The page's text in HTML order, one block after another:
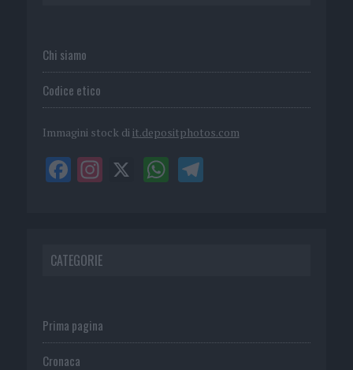
Chi siamo
Codice etico
Immagini stock di it.depositphotos.com
CATEGORIE
Prima pagina
Cronaca